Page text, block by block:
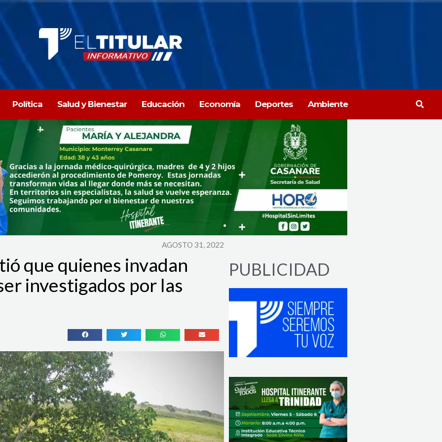
Política Salud y Bienestar Educación Economía Deportes Ambiente Buscar
AGOSTO 31, 2022
que quienes invadan
investigados por las
PUBLICIDAD